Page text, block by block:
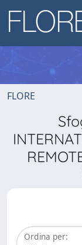
FLORE
Ordina per: